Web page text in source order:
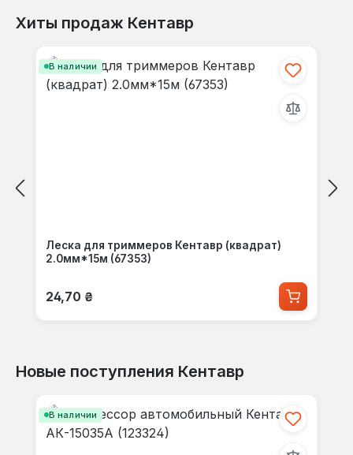
Хиты продаж Кентавр
Пропустить галерею продуктов
В наличии
Леска для триммеров Кентавр (квадрат)
2.0мм*15м (67353)
Обычная цена:
24,70 ₴
Новые поступления Кентавр
Пропустить галерею продуктов
В наличии